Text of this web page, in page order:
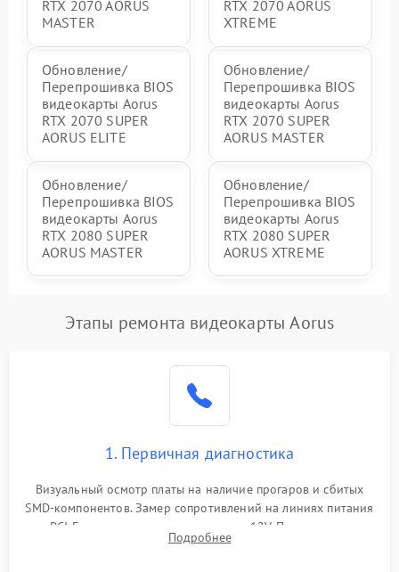
RTX 2070 AORUS
MASTER
RTX 2070 AORUS
XTREME
Обновление/
Перепрошивка BIOS
видеокарты Aorus
RTX 2070 SUPER
AORUS ELITE
Обновление/
Перепрошивка BIOS
видеокарты Aorus
RTX 2070 SUPER
AORUS MASTER
Обновление/
Перепрошивка BIOS
видеокарты Aorus
RTX 2080 SUPER
AORUS MASTER
Обновление/
Перепрошивка BIOS
видеокарты Aorus
RTX 2080 SUPER
AORUS XTREME
Этапы ремонта видеокарты Aorus
1. Первичная диагностика
Визуальный осмотр платы на наличие прогаров и сбитых
SMD-компонентов. Замер сопротивлений на линиях питания
PCI-E и дополнительных разъемах 12V. Проверка на
короткое замыкание основных дросселей питания GPU и
Подробнее